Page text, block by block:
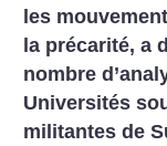
les
la précarité, a
nombre
Universités
militantes de